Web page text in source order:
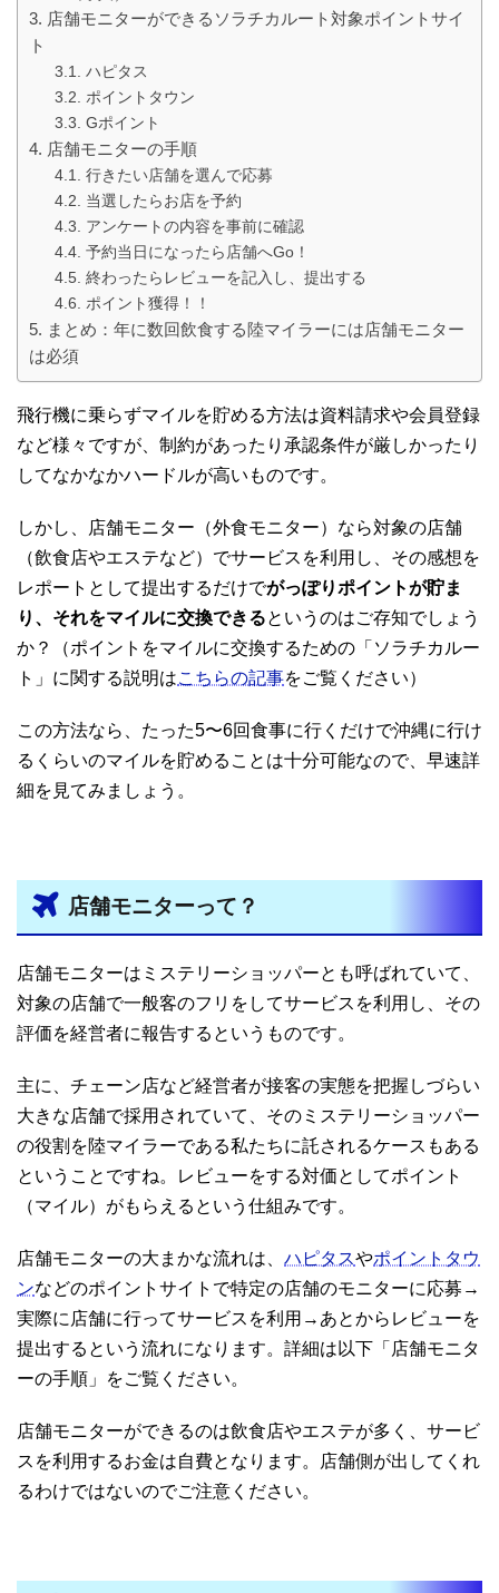
店舗モニターができるソラチカルート対象ポイントサイ
ト
ハピタス
ポイントタウン
Gポイント
店舗モニターの手順
行きたい店舗を選んで応募
当選したらお店を予約
アンケートの内容を事前に確認
予約当日になったら店舗へGo！
終わったらレビューを記入し、提出する
ポイント獲得！！
まとめ：年に数回飲食する陸マイラーには店舗モニター
は必須
飛行機に乗らずマイルを貯める方法は資料請求や会員登録
など様々ですが、制約があったり承認条件が厳しかったり
してなかなかハードルが高いものです。
しかし、店舗モニター（外食モニター）なら対象の店舗
（飲食店やエステなど）でサービスを利用し、その感想を
レポートとして提出するだけでがっぽりポイントが貯ま
り、それをマイルに交換できるというのはご存知でしょう
か？（ポイントをマイルに交換するための「ソラチカルー
ト」に関する説明はこちらの記事をご覧ください）
この方法なら、たった5〜6回食事に行くだけで沖縄に行け
るくらいのマイルを貯めることは十分可能なので、早速詳
細を見てみましょう。
店舗モニターって？
店舗モニターはミステリーショッパーとも呼ばれていて、
対象の店舗で一般客のフリをしてサービスを利用し、その
評価を経営者に報告するというものです。
主に、チェーン店など経営者が接客の実態を把握しづらい
大きな店舗で採用されていて、そのミステリーショッパー
の役割を陸マイラーである私たちに託されるケースもある
ということですね。レビューをする対価としてポイント
（マイル）がもらえるという仕組みです。
店舗モニターの大まかな流れは、 ハピタスやポイントタウ
ンなどのポイントサイトで特定の店舗のモニターに応募→
実際に店舗に行ってサービスを利用→あとからレビューを
提出するという流れになります。詳細は以下「店舗モニタ
ーの手順」をご覧ください。
店舗モニターができるのは飲食店やエステが多く、サービ
スを利用するお金は自費となります。店舗側が出してくれ
るわけではないのでご注意ください。